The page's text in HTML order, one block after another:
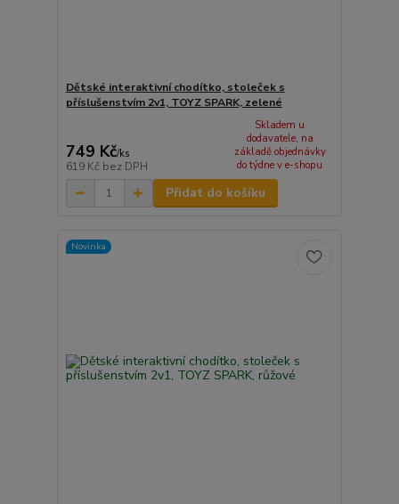
Dětské interaktivní chodítko, stoleček s
příslušenstvím 2v1, TOYZ SPARK, zelené
749 Kč/ks
619 Kč bez DPH
Skladem u
dodavatele, na
základě objednávky
do týdne v e-shopu
Přidat do košíku
Novinka